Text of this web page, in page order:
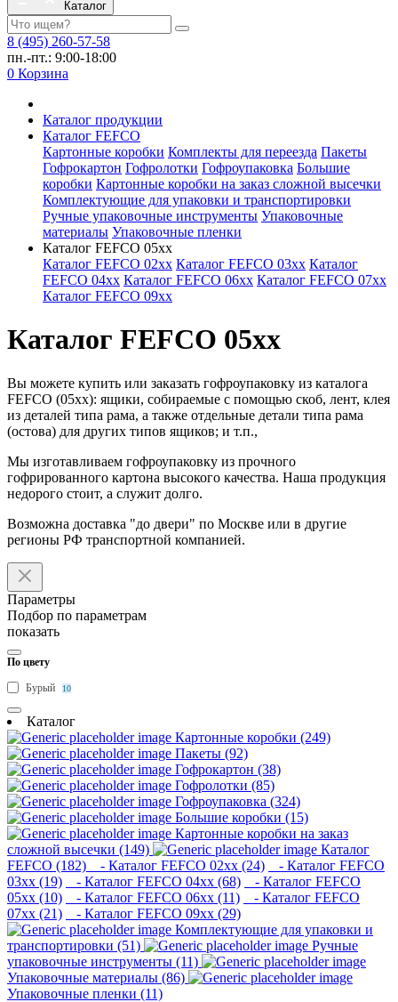
Каталог
8 (495) 260-57-58
пн.-пт.: 9:00-18:00
0 Корзина
Каталог продукции
Каталог FEFCO
Картонные коробки Комплекты для переезда Пакеты
Гофрокартон Гофролотки Гофроупаковка Большие
коробки Картонные коробки на заказ сложной высечки
Комплектующие для упаковки и транспортировки
Ручные упаковочные инструменты Упаковочные
материалы Упаковочные пленки
Каталог FEFCO 05xx
Каталог FEFCO 02xx Каталог FEFCO 03xx Каталог
FEFCO 04xx Каталог FEFCO 06xx Каталог FEFCO 07xx
Каталог FEFCO 09xx
Каталог FEFCO 05xx
Вы можете купить или заказать гофроупаковку из каталога
FEFCO (05хх): ящики, собираемые с помощью скоб, лент, клея
из деталей типа рама, а также отдельные детали типа рама
(остова) для других типов ящиков; и т.п.,
Мы изготавливаем гофроупаковку из прочного
гофрированного картона высокого качества. Наша продукция
недорого стоит, а служит долго.
Возможна доставка "до двери" по Москве или в другие
регионы РФ транспортной компанией.
Параметры
Подбор по параметрам
показать
По цвету
Бурый 10
Каталог
Картонные коробки (249)
Пакеты (92)
Гофрокартон (38)
Гофролотки (85)
Гофроупаковка (324)
Большие коробки (15)
Картонные коробки на заказ
сложной высечки (149)
Каталог
FEFCO (182)
- Каталог FEFCO 02xx (24)
- Каталог FEFCO
03xx (19)
- Каталог FEFCO 04xx (68)
- Каталог FEFCO
05xx (10)
- Каталог FEFCO 06xx (11)
- Каталог FEFCO
07xx (21)
- Каталог FEFCO 09xx (29)
Комплектующие для упаковки и
транспортировки (51)
Ручные
упаковочные инструменты (11)
Упаковочные материалы (86)
Упаковочные пленки (11)